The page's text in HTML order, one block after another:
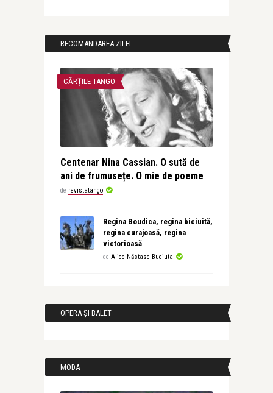
RECOMANDAREA ZILEI
CĂRȚILE TANGO
Centenar Nina Cassian. O sută de
ani de frumusețe. O mie de poeme
de revistatango
Regina Boudica, regina biciuită,
regina curajoasă, regina
victorioasă
de Alice Năstase Buciuta
OPERA ȘI BALET
MODA